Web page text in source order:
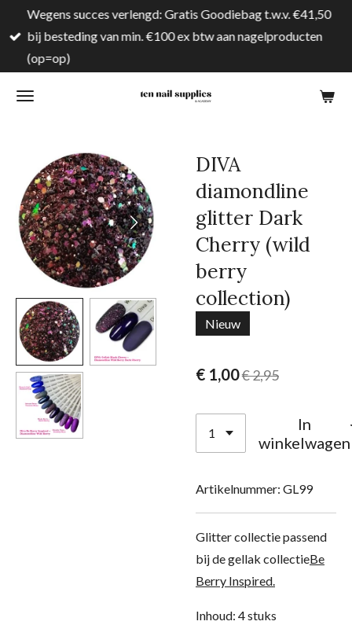
direct
naar
hoofdinhoud
Wegens succes verlengd: Gratis Goodiebag t.w.v. €41,50
bij besteding van min. €100 ex btw aan nagelproducten
(op=op)
DIVA
diamondline
glitter Dark
Cherry (wild
berry
collection)
Nieuw
€ 1,00€ 2,95
In
winkelwagen
Artikelnummer: GL99
Glitter collectie passend
bij de gellak collectieBe
Berry Inspired.
Inhoud: 4 stuks